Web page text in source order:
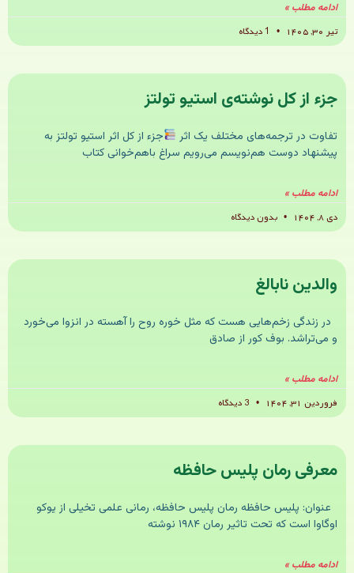
ادامه مطلب »
تیر ۳۰, ۱۴۰۵
جزء از کل نوشته‌ی استیو تولتز
تفاوت در ترجمه‌های مختلف یک اثر
جزء از کل اثر استیو تولتز به
پیشنهاد دوست هم‌نویسم می‌رویم سراغ باهم‌خوانی کتاب
ادامه مطلب »
دی ۸, ۱۴۰۴
بدون دیدگاه
والدین نابالغ
در زندگی زخم‌هایی هست که مثل خوره روح را آهسته در انزوا می‌خورد
و می‌تراشد. بوف کور از صادق
ادامه مطلب »
فروردین ۳۱, ۱۴۰۴
معرفی رمان پلیس حافظه
عنوان: پلیس حافظه رمان پلیس حافظه، رمانی علمی تخیلی از یوکو
اوگاوا است که تحت تاثیر رمان ۱۹۸۴ نوشته
ادامه مطلب »